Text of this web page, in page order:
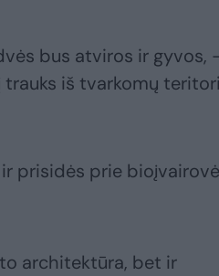
bus atviros ir gyvos,
trauks iš tvarkomų
prisidės prie
architektūra, bet ir